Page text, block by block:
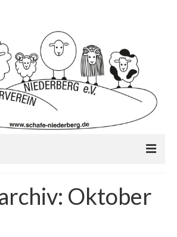
Oktober